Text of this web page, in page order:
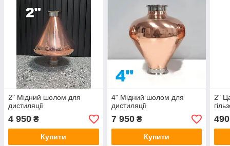
2" Мідний шолом для
дистиляції
4 950 ₴
Купити
4" Мідний шолом для
дистиляції
7 950₴
Купити
2"
490